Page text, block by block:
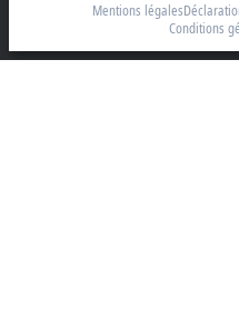
Beckhoff Automation Sarl
91400 Orsay
Mentions légales
Conditions